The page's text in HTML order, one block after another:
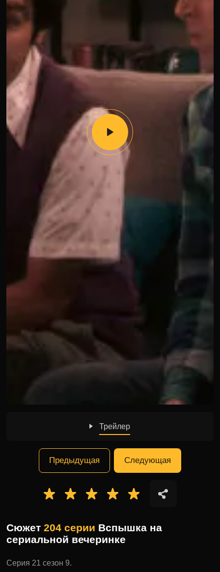
Трейлер
Предыдущая Следующая
Сюжет204 серии Вспышка на
сериальной вечеринке
Серия 21 сезон 9.